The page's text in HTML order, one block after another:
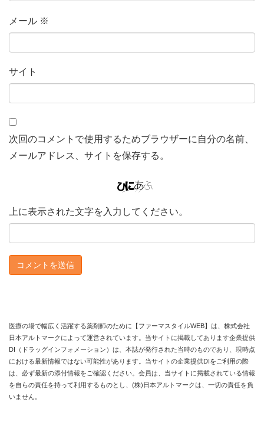
メール ※
サイト
次回のコメントで使用するためブラウザーに自分の名前、
メールアドレス、サイトを保存する。
上に表示された文字を入力してください。
医療の場で幅広く活躍する薬剤師のために【ファーマスタイルWEB】は、株式会社
日本アルトマークによって運営されています。当サイトに掲載してあります企業提供
DI（ドラッグインフォメーション）は、本誌が発行された当時のものであり、現時点
における最新情報ではない可能性があります。当サイトの企業提供DIをご利用の際
は、必ず最新の添付情報をご確認ください。会員は、当サイトに掲載されている情報
を自らの責任を持って利用するものとし、(株)日本アルトマークは、一切の責任を負
いません。